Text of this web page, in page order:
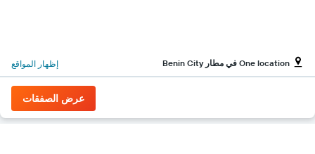
One location في مطار Benin City إظهار المواقع
عرض الصفقات